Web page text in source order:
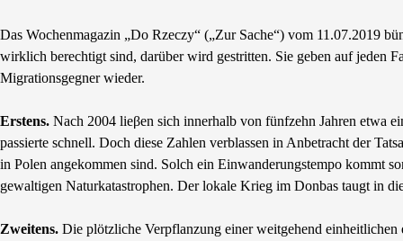
Das Wochenmagazin „Do Rzeczy“ („Zur Sache“) vom 11.07.2019
wirklich berechtigt sind, darüber wird gestritten. Sie geben auf jeden
Migrationsgegner wieder.
Erstens. Nach 2004 lieβen sich innerhalb von fünfzehn Jahren etwa
passierte schnell. Doch diese Zahlen verblassen in Anbetracht der
in Polen angekommen sind. Solch ein Einwanderungstempo kommt
gewaltigen Naturkatastrophen. Der lokale Krieg im Donbas taugt in
Zweitens. Die plötzliche Verpflanzung einer weitgehend